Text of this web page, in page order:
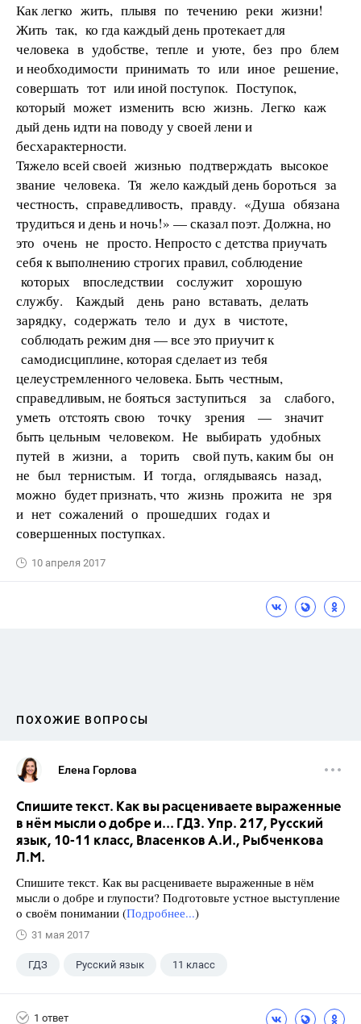
Как легко жить, плывя по течению реки жизни!
Жить так, ко­ гда каждый день протекает для
человека в удобстве, тепле и уюте, без про­ блем
и необходимости принимать то или иное решение,
совершать тот или иной поступок. Поступок,
который может изменить всю жизнь. Легко каж­
дый день идти на поводу у своей лени и
бесхарактерности.
Тяжело всей своей жизнью подтверждать высокое
звание человека. Тя­ жело каждый день бороться за
честность, справедливость, правду. «Душа обязана
трудиться и день и ночь!» — сказал поэт. Должна, но
это очень не­ просто. Непросто с детства приучать
себя к выполнению строгих правил, соблюдение
которых впоследствии сослужит хорошую
службу. Каждый день рано вставать, делать
зарядку, содержать тело и дух в чистоте,
соблюдать режим дня — все это приучит к
самодисциплине, которая сделает из тебя
целеустремленного человека. Быть честным,
справедливым, не бояться заступиться за слабого,
уметь отстоять свою точку зрения — значит
быть цельным человеком. Не выбирать удобных
путей в жизни, а торить свой путь, каким бы он
не был тернистым. И тогда, оглядываясь назад,
можно будет признать, что жизнь прожита не зря
и нет сожалений о прошедших годах и
совершенных поступках.
10 апреля 2017
ПОХОЖИЕ ВОПРОСЫ
Елена Горлова
Спишите текст. Как вы расцениваете выраженные
в нём мысли о добре и... ГДЗ. Упр. 217, Русский
язык, 10-11 класс, Власенков А.И., Рыбченкова
Л.М.
Спишите текст. Как вы расцениваете выраженные в нём
мысли о добре и глупости? Подготовьте устное выступление
о своём понимании (Подробнее...)
31 мая 2017
ГДЗ Русский язык 11 класс
1 ответ